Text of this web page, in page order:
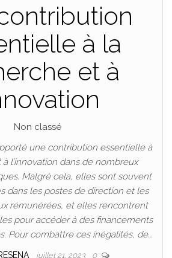
à la
et à
Non classé
une contribution essentielle à
l’innovation dans de nombreux
Malgré cela, elles sont souvent
dans les postes de direction et les
rémunérées, et elles rencontrent
pour accéder à des financements
Pour combattre ces inégalités, de…
juillet 21, 2023 0